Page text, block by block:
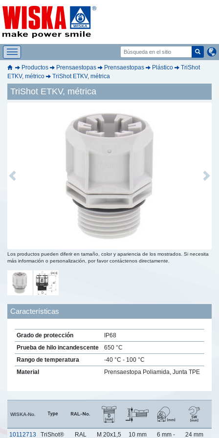
Productos Prensaestopas Prensaestopas Plástico
TriShot
ETKV, métrico
TriShot ETKV, métrica
TriShot ETKV, métrica
Previous Next
Los productos pueden diferir en tamaño, color y apariencia de los mostrados. Si necesita
más información o personalización, por favor contáctenos directamente.
Características
Grado de protección
IP68
Prueba de hilo incandescente
650 °C
Rango de temperatura
-40 °C - 100 °C
Material
Prensaestopa Poliamida, Junta TPE
WISKA-No.
10112713
TriShot®
RAL
M 20x1,5 10 mm
6 mm -
24 mm